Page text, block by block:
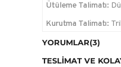
Ütüleme Talimatı:
Kurutma Talimatı:
YORUMLAR(3)
TESLIMAT VE